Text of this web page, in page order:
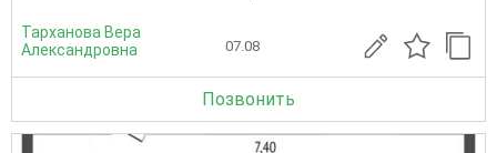
Тарханова Вера
Александровна
07.08
Позвонить